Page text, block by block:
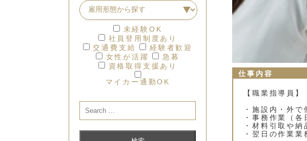
未経験OK
社員登用制度あり
交通費支給
経験者歓迎
女性が活躍
急募
資格取得支援あり
マイカー通勤OK
仕事内容
【職業指導員】
・施設内・外
・事務作業（各
・材料引取や納
・翌日の作業